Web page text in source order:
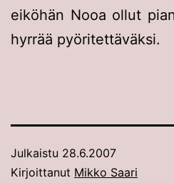
eiköhän Nooa ollut
hyrrää pyöritettäväksi.
Julkaistu 28.6.2007
Kirjoittanut Mikko Saari